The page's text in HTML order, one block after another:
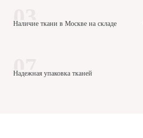
Наличие ткани в Москве на складе
Надежная упаковка тканей